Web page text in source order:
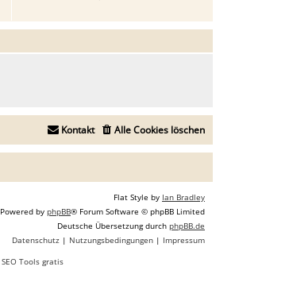
e
t
e
B
a
g
e
i
t
r
a
Alle Cookies löschen
Kontakt
Flat Style by Ian Bradley
Powered by phpBB® Forum Software © phpBB Limited
Deutsche Übersetzung durch phpBB.de
Datenschutz | Nutzungsbedingungen | Impressum
SEO Tools gratis